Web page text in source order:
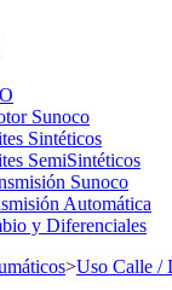
Sunoco
Sintéticos
SemiSintéticos
Sunoco
Automática
y Diferenciales
>Uso Calle /